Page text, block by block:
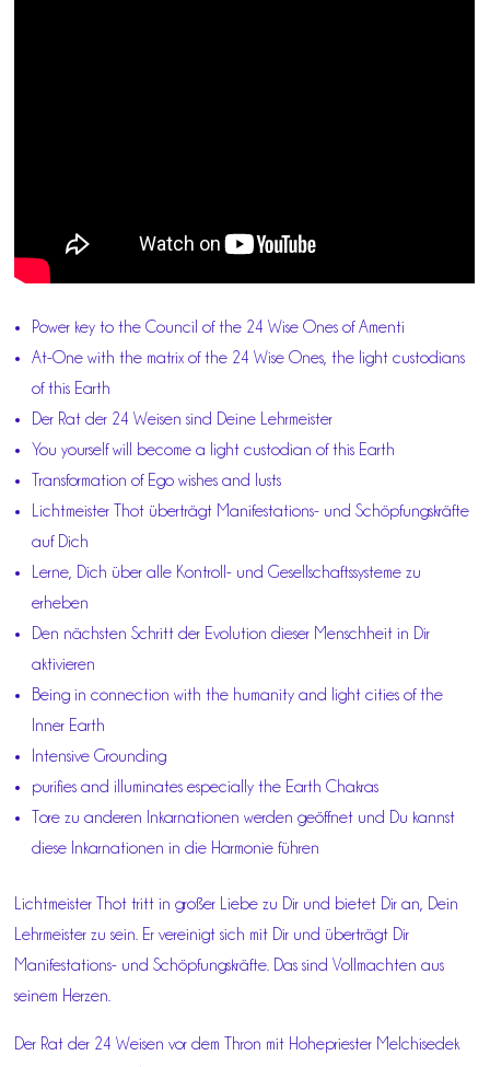
Power key to the Council of the 24 Wise Ones of Amenti
At-One with the matrix of the 24 Wise Ones, the light custodians
of this Earth
Der Rat der 24 Weisen sind Deine Lehrmeister
You yourself will become a light custodian of this Earth
Transformation of Ego wishes and lusts
Lichtmeister Thot überträgt Manifestations- und Schöpfungskräfte
auf Dich
Lerne, Dich über alle Kontroll- und Gesellschaftssysteme zu
erheben
Den nächsten Schritt der Evolution dieser Menschheit in Dir
aktivieren
Being in connection with the humanity and light cities of the
Inner Earth
Intensive Grounding
purifies and illuminates especially the Earth Chakras
Tore zu anderen Inkarnationen werden geöffnet und Du kannst
diese Inkarnationen in die Harmonie führen
Lichtmeister Thot tritt in großer Liebe zu Dir und bietet Dir an, Dein
Lehrmeister zu sein. Er vereinigt sich mit Dir und überträgt Dir
Manifestations- und Schöpfungskräfte. Das sind Vollmachten aus
seinem Herzen.
Der Rat der 24 Weisen vor dem Thron mit Hohepriester Melchisedek